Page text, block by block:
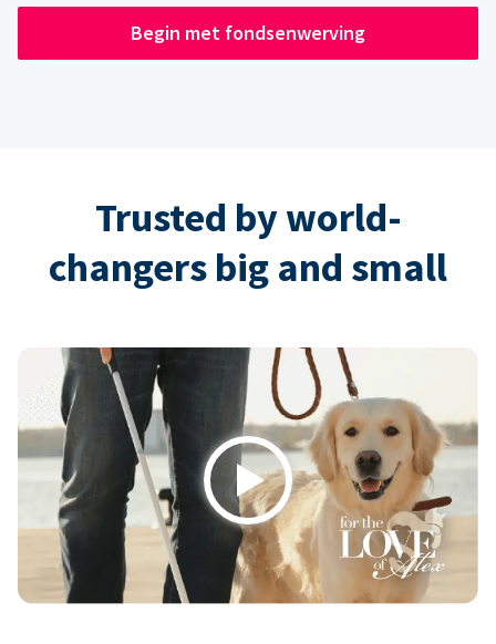
Begin met fondsenwerving
Trusted by world-
changers big and small
Play